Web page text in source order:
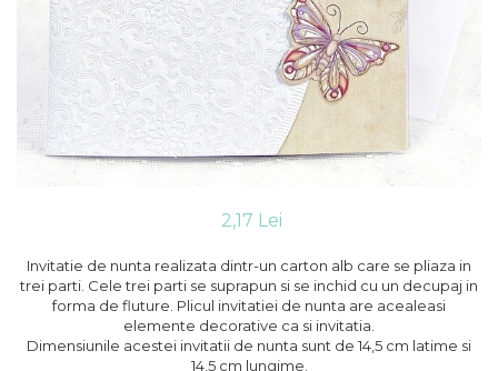
Pungi si cutii prajituri
Sticle si borcane
Cutii flori de hartie
Cutii flori de sapun
Cutii flori mixte
Cutii LUX
Aranjamente tematice
2025 Craciun
2023 Crăciun
8 Martie
2,17 Lei
Invitatie de nunta realizata dintr-un carton alb care se pliaza in
trei parti. Cele trei parti se suprapun si se inchid cu un decupaj in
forma de fluture. Plicul invitatiei de nunta are acealeasi
elemente decorative ca si invitatia.
Dimensiunile acestei invitatii de nunta sunt de 14,5 cm latime si
14,5 cm lungime.